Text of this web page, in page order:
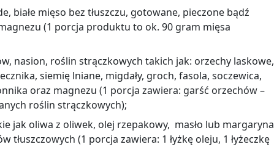
białe mięso bez tłuszczu, gotowane, pieczone bądź
(1 porcja produktu to ok. 90 gram mięsa
nasion, roślin strączkowych takich jak: orzechy laskowe,
siemię lniane, migdały, groch, fasola, soczewica,
oraz magnezu (1 porcja zawiera: garść orzechów–
roślin strączkowych);
jak oliwa z oliwek, olej rzepakowy, masło lub margaryna
tłuszczowych (1 porcja zawiera: 1 łyżkę oleju, 1 łyżeczkę